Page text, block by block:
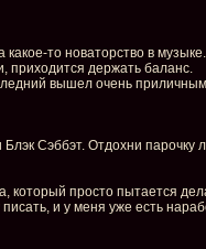
то новаторство в
приходится держать баланс.
вышел очень
Сэббэт. Отдохни парочку
который просто пытается
и у меня уже есть